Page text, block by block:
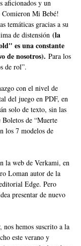
aficionados y un
Comieron Mi Bebé!
temáticas gracias a su
de distensión (la
es una constante
de nosotros). Para los
de rol”.
con el nivel de
del juego en PDF, en
solo de texto, sin las
de “Muerte
los 7 modelos de
la web de Verkami, en
Loman autor de la
Edge. Pero
presentar de nuevo
hemos suscrito a la
este verano y